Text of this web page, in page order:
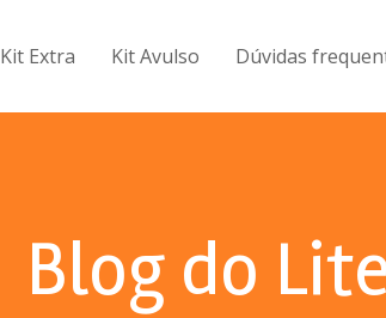
Kit Extra Kit Avulso Dúvidas
Blog do